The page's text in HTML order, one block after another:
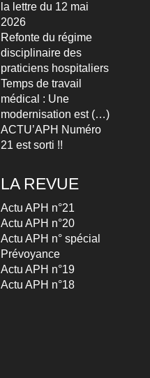
la lettre du 12 mai
2026
Refonte du régime
disciplinaire des
praticiens hospitaliers
Temps de travail
médical : Une
modernisation est (…)
ACTU’APH Numéro
21 est sorti !!
LA REVUE
Actu APH n°21
Actu APH n°20
Actu APH n° spécial
Prévoyance
Actu APH n°19
Actu APH n°18